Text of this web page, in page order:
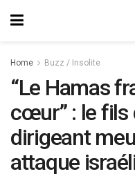
Home Buzz / Insolite
“Le Hamas
cœur” : le fils
dirigeant
attaque